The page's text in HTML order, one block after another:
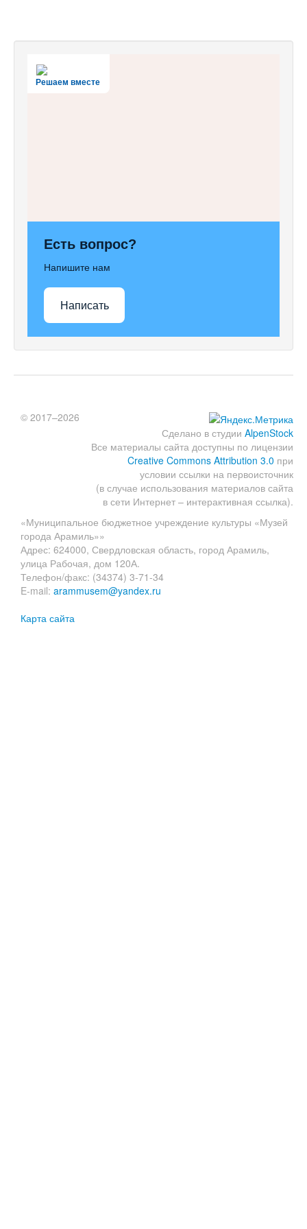
Решаем вместе
Есть вопрос?
Напишите нам
Написать
Сделано в студии AlpenStock
Все материалы сайта доступны по лицензии
Creative Commons Attribution 3.0 при
условии ссылки на первоисточник
(в случае использования материалов сайта
в сети Интернет – интерактивная ссылка).
© 2017–2026
«Муниципальное бюджетное учреждение культуры «Музей
города Арамиль»»
Адрес: 624000, Свердловская область, город Арамиль,
улица Рабочая, дом 120А.
Телефон/факс: (34374) 3-71-34
E-mail: arammusem@yandex.ru
Карта сайта